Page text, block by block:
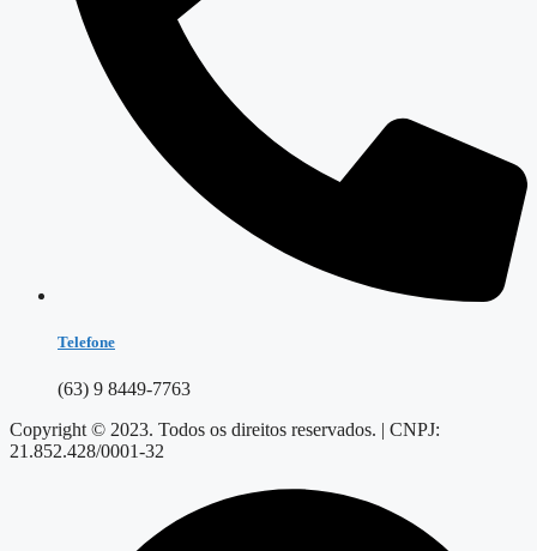
Telefone
(63) 9 8449-7763
Copyright © 2023. Todos os direitos reservados. | CNPJ:
21.852.428/0001-32